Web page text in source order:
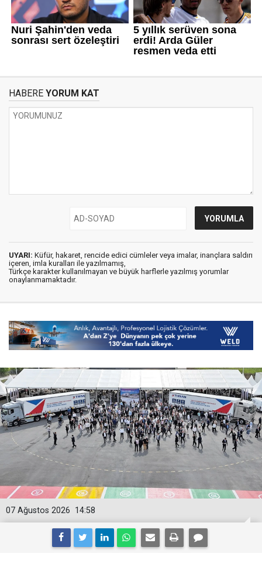
HABERE YORUM KAT
UYARI: Küfür, hakaret, rencide edici cümleler veya imalar, inançlara saldırı
içeren, imla kuralları ile yazılmamış,
Türkçe karakter kullanılmayan ve büyük harflerle yazılmış yorumlar
onaylanmamaktadır.
14:58
07 Ağustos 2026